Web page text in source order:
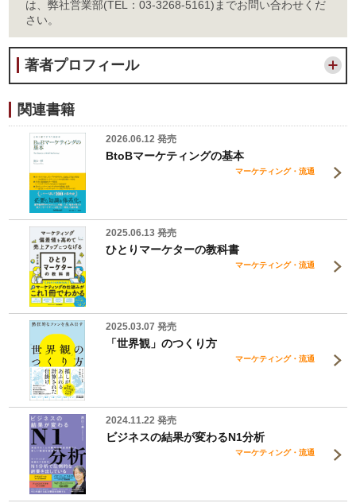
は、弊社営業部(TEL：03-3268-5161)までお問い合わせくだ
さい。
著者プロフィール
関連書籍
2026.06.12 発売
BtoBマーケティングの基本
マーケティング・流通
2025.06.13 発売
ひとりマーケターの教科書
マーケティング・流通
2025.03.07 発売
「世界観」のつくり方
マーケティング・流通
2024.11.22 発売
ビジネスの結果が変わるN1分析
マーケティング・流通